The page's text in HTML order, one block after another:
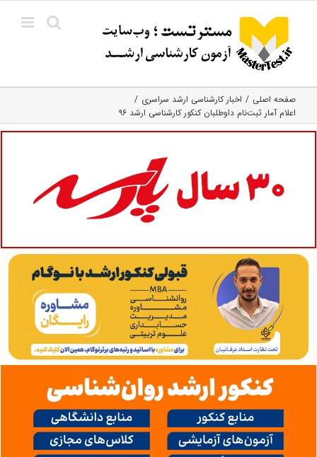
content
صفحه اصلی
اخبار کارشناسی ارشد سراسری
اعلام آمار ثبت‌نام داوطلبان کنکور کارشناسی ارشد ۹۶